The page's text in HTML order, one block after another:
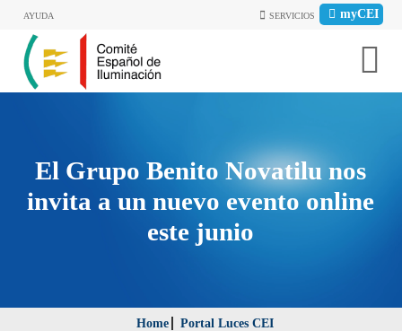
AYUDA myCEI
SERVICIOS
El Grupo Benito Novatilu nos
invita a un nuevo evento online
este junio
Home Portal Luces CEI